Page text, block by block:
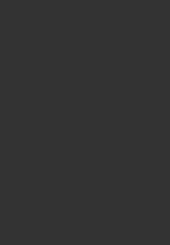
CITY THUNDER